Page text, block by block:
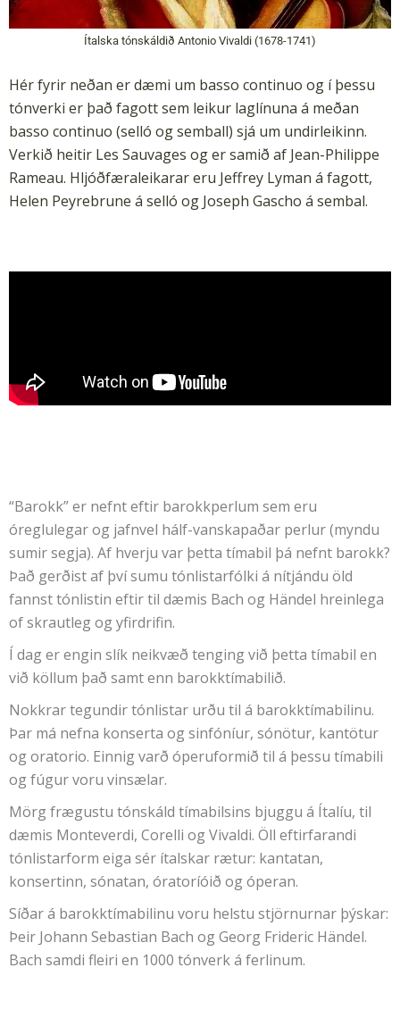
Ítalska tónskáldið Antonio Vivaldi (1678-1741)
Hér fyrir neðan er dæmi um basso continuo og í þessu
tónverki er það fagott sem leikur laglínuna á meðan
basso continuo (selló og semball) sjá um undirleikinn.
Verkið heitir Les Sauvages og er samið af Jean-Philippe
Rameau. Hljóðfæraleikarar eru Jeffrey Lyman á fagott,
Helen Peyrebrune á selló og Joseph Gascho á sembal.
“Barokk” er nefnt eftir barokkperlum sem eru
óreglulegar og jafnvel hálf-vanskapaðar perlur (myndu
sumir segja). Af hverju var þetta tímabil þá nefnt barokk?
Það gerðist af því sumu tónlistarfólki á nítjándu öld
fannst tónlistin eftir til dæmis Bach og Händel hreinlega
of skrautleg og yfirdrifin.
Í dag er engin slík neikvæð tenging við þetta tímabil en
við köllum það samt enn barokktímabilið.
Nokkrar tegundir tónlistar urðu til á barokktímabilinu.
Þar má nefna konserta og sinfóníur, sónötur, kantötur
og oratorio. Einnig varð óperuformið til á þessu tímabili
og fúgur voru vinsælar.
Mörg frægustu tónskáld tímabilsins bjuggu á Ítalíu, til
dæmis Monteverdi, Corelli og Vivaldi. Öll eftirfarandi
tónlistarform eiga sér ítalskar rætur: kantatan,
konsertinn, sónatan, óratoríóið og óperan.
Síðar á barokktímabilinu voru helstu stjörnurnar þýskar:
Þeir Johann Sebastian Bach og Georg Frideric Händel.
Bach samdi fleiri en 1000 tónverk á ferlinum.